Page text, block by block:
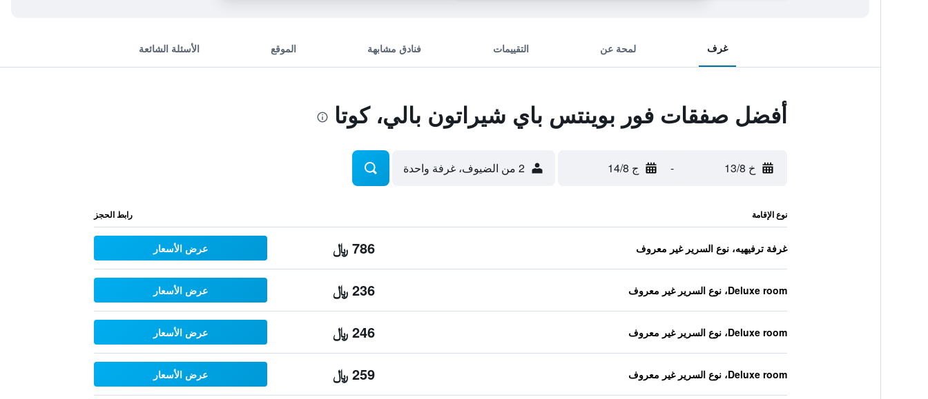
غرف لمحة عن التقييمات فنادق مشابهة الموقع الأسئلة الشائعة
أفضل صفقات فور بوينتس باي شيراتون بالي، كوتا
خ 13/8 - ج 14/8 2 من الضيوف، غرفة واحدة
نوع الإقامة رابط الحجز
غرفة ترفيهيه، نوع السرير غير معروف 786 ﷼ عرض الأسعار
Deluxe room، نوع السرير غير معروف 236 ﷼ عرض الأسعار
Deluxe room، نوع السرير غير معروف 246 ﷼ عرض الأسعار
Deluxe room، نوع السرير غير معروف 259 ﷼ عرض الأسعار